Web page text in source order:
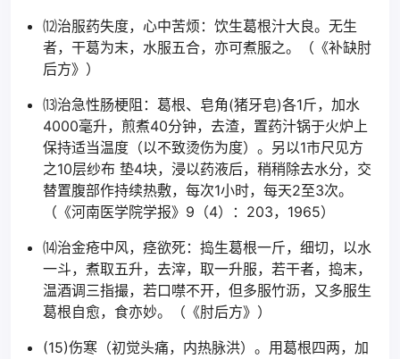
⑿治服药失度，心中苦烦：饮生葛根汁大良。无生
者，干葛为末，水服五合，亦可煮服之。（《补缺肘
后方》）
⒀治急性肠梗阻：葛根、皂角(猪牙皂)各1斤，加水
4000毫升，煎煮40分钟，去渣，置药汁锅于火炉上
保持适当温度（以不致烫伤为度）。另以1市尺见方
之10层纱布 垫4块，浸以药液后，稍稍除去水分，交
替置腹部作持续热敷，每次1小时，每天2至3次。
（《河南医学院学报》9（4）：203，1965）
⒁治金疮中风，痉欲死：捣生葛根一斤，细切，以水
一斗，煮取五升，去滓，取一升服，若干者，捣末，
温酒调三指撮，若口噤不开，但多服竹沥，又多服生
葛根自愈，食亦妙。（《肘后方》）
(15)伤寒（初觉头痛，内热脉洪）。用葛根四两，加